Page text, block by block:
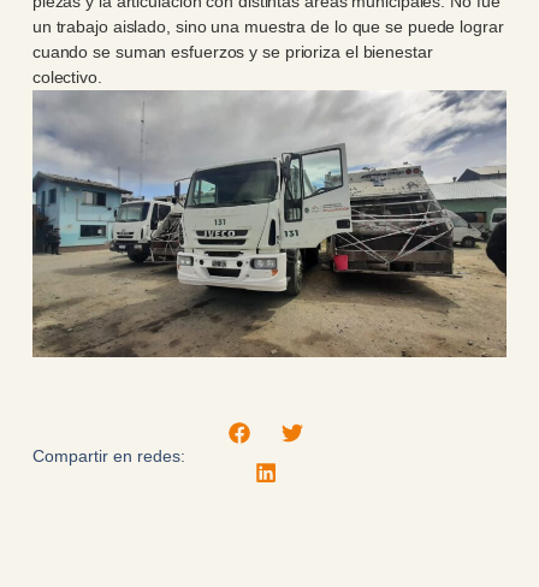
un trabajo aislado, sino una muestra de lo que se puede lograr
cuando se suman esfuerzos y se prioriza el bienestar
colectivo.
Compartir en redes: